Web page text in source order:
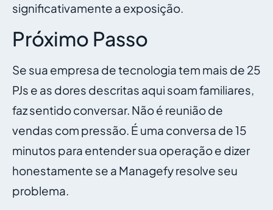
significativamente a exposição.
Próximo Passo
Se sua empresa de tecnologia tem mais de 25
PJs e as dores descritas aqui soam familiares,
faz sentido conversar. Não é reunião de
vendas com pressão. É uma conversa de 15
minutos para entender sua operação e dizer
honestamente se a Managefy resolve seu
problema.